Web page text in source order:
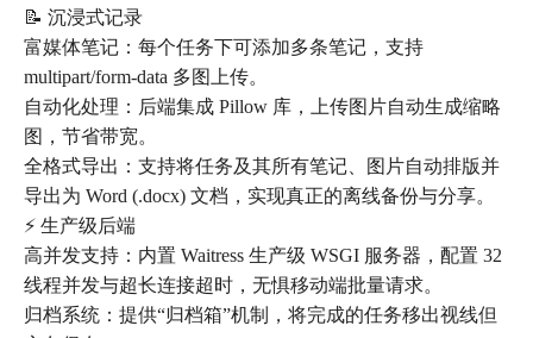
📝 沉浸式记录
富媒体笔记：每个任务下可添加多条笔记，支持
multipart/form-data 多图上传。
自动化处理：后端集成 Pillow 库，上传图片自动生成缩略
图，节省带宽。
全格式导出：支持将任务及其所有笔记、图片自动排版并
导出为 Word (.docx) 文档，实现真正的离线备份与分享。
⚡ 生产级后端
高并发支持：内置 Waitress 生产级 WSGI 服务器，配置 32
线程并发与超长连接超时，无惧移动端批量请求。
归档系统：提供“归档箱”机制，将完成的任务移出视线但